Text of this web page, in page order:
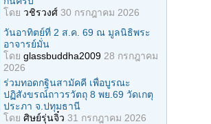
โดย วชิรวงศ์ 30 กรกฎาคม 2026
วันอาทิตย์ที่ 2 ส.ค. 69 ณ มูลนิธิพระ
อาจารย์มั่น
โดย glassbuddha2009 28 กรกฎาคม
2026
ร่วมทอดกฐินสามัคคี เพื่อบูรณะ
ปฏิสังขรณ์ถาวรวัตถุ 8 พย.69 วัดเกตุ
ประภา จ.ปทุมธานี
โดย ศิษย์รุ่นจิ๋ว 31 กรกฎาคม 2026